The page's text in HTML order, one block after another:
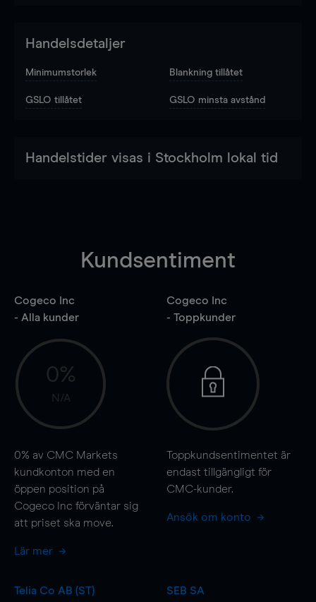
Handelsdetaljer
Minimumstorlek Blankning tillåtet
GSLO tillåtet GSLO minsta avstånd
Handelstider visas i Stockholm lokal tid
Kundsentiment
Cogeco Inc
- Alla kunder
0%
N/A
0% av CMC Markets
kundkonton med en
öppen position på
Cogeco Inc förväntar sig
att priset ska move.
Lär mer
Cogeco Inc
- Toppkunder
Toppkundsentimentet är
endast tillgängligt för
CMC-kunder.
Ansök om konto
Telia Co AB (ST)
SEB SA